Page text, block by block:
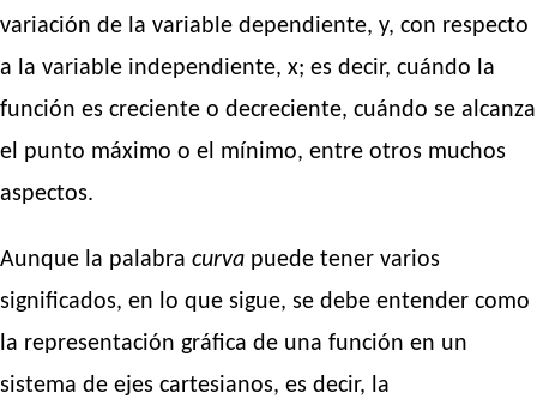
variación de la variable dependiente, y, con respecto
a la variable independiente, x; es decir, cuándo la
función es creciente o decreciente, cuándo se alcanza
el punto máximo o el mínimo, entre otros muchos
aspectos.
Aunque la palabra curva puede tener varios
significados, en lo que sigue, se debe entender como
la representación gráfica de una función en un
sistema de ejes cartesianos, es decir, la